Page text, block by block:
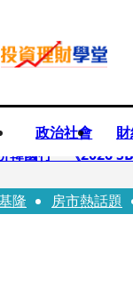
政治社會
韓國行 《2026
跳船？ 宏碁派任
隆 房市熱話題